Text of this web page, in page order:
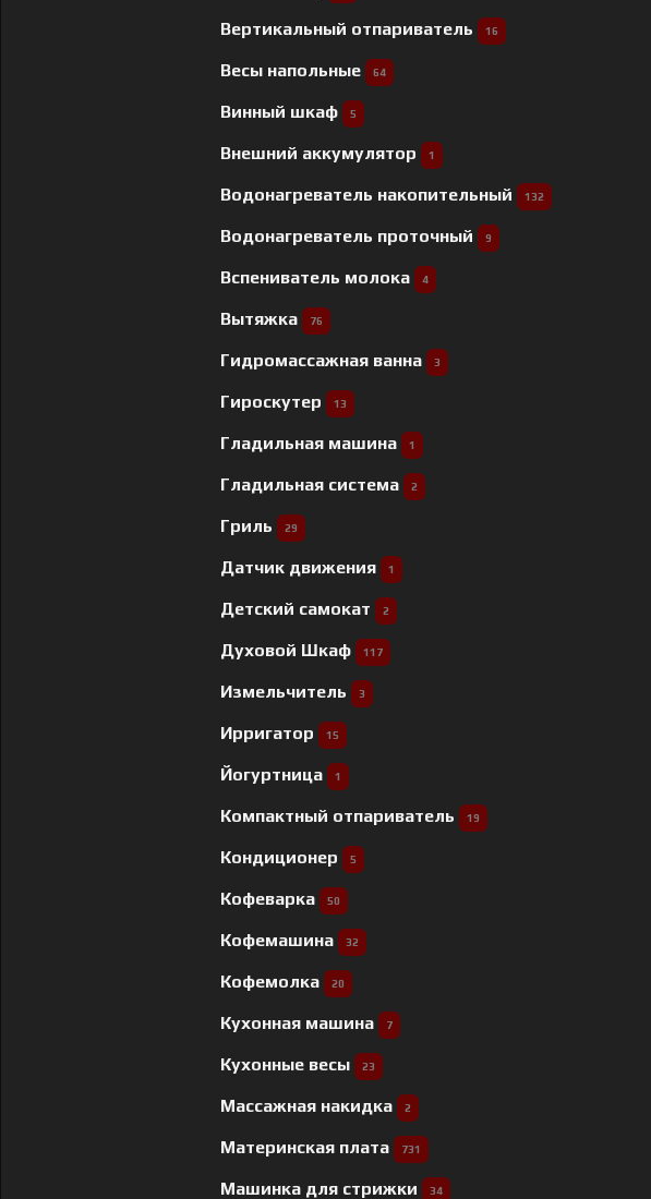
Вертикальный отпариватель 16
Весы напольные 64
Винный шкаф 5
Внешний аккумулятор 1
Водонагреватель накопительный 132
Водонагреватель проточный 9
Вспениватель молока 4
Вытяжка 76
Гидромассажная ванна 3
Гироскутер 13
Гладильная машина 1
Гладильная система 2
Гриль 29
Датчик движения 1
Детский самокат 2
Духовой Шкаф 117
Измельчитель 3
Ирригатор 15
Йогуртница 1
Компактный отпариватель 19
Кондиционер 5
Кофеварка 50
Кофемашина 32
Кофемолка 20
Кухонная машина 7
Кухонные весы 23
Массажная накидка 2
Материнская плата 731
Машинка для стрижки 34